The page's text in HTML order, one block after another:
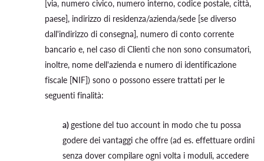
[via, numero civico, numero interno, codice postale, città,
paese], indirizzo di residenza/azienda/sede [se diverso
dall'indirizzo di consegna], numero di conto corrente
bancario e, nel caso di Clienti che non sono consumatori,
inoltre, nome dell'azienda e numero di identificazione
fiscale [NIF]) sono o possono essere trattati per le
seguenti finalità:
a)gestione del tuo account in modo che tu possa
godere dei vantaggi che offre (ad es. effettuare ordini
senza dover compilare ogni volta i moduli, accedere